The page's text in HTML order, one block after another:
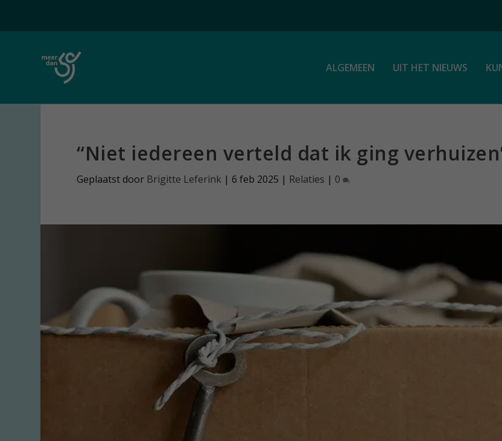
ALGEMEEN UIT HET NIEUWS
“Niet iedereen verteld dat ik ging
Geplaatst door Brigitte Leferink | 6 feb 2025 | Relaties | 0